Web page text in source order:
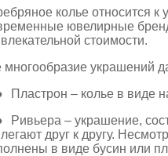
колье относится
ювелирные
стоимости.
многообразие украшений
Пластрон – колье в виде
Ривьера – украшение,
друг к другу.
в виде бусин или